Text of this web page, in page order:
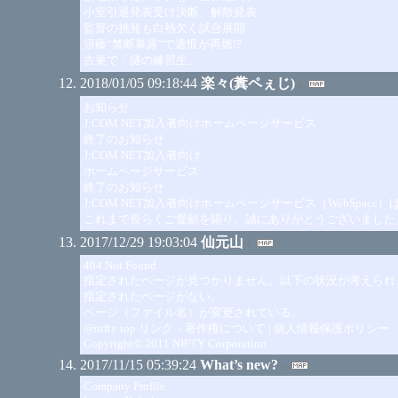
小室引退発表受け決断、解散発表
監督の挑発も白熱欠く試合展開
須藤“禁断暴露”で遺恨が再燃!?
古巣で「謎の練習生」
2018/01/05 09:18:44 楽々(糞ペぇじ)
お知らせ
J:COM NET加入者向けホームページサービス
終了のお知らせ
J:COM NET加入者向け
ホームページサービス
終了のお知らせ
J:COM NET加入者向けホームページサービス（WebSpace）
これまで長らくご愛顧を賜り、誠にありがとうございました
2017/12/29 19:03:04 仙元山
404 Not Found
指定されたページが見つかりません。以下の状況が考えられ
指定されたページがない。
ページ（ファイル名）が変更されている。
@nifty top リンク・著作権について | 個人情報保護ポリシー
Copyright©.2011 NIFTY Corporation
2017/11/15 05:39:24 What’s new?
Company Profile